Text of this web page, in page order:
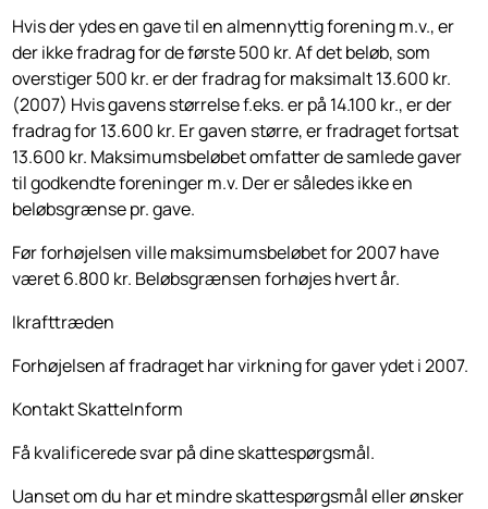
Hvis der ydes en gave til en almennyttig forening m.v., er
der ikke fradrag for de første 500 kr. Af det beløb, som
overstiger 500 kr. er der fradrag for maksimalt 13.600 kr.
(2007) Hvis gavens størrelse f.eks. er på 14.100 kr., er der
fradrag for 13.600 kr. Er gaven større, er fradraget fortsat
13.600 kr. Maksimumsbeløbet omfatter de samlede gaver
til godkendte foreninger m.v. Der er således ikke en
beløbsgrænse pr. gave.
Før forhøjelsen ville maksimumsbeløbet for 2007 have
været 6.800 kr. Beløbsgrænsen forhøjes hvert år.
Ikrafttræden
Forhøjelsen af fradraget har virkning for gaver ydet i 2007.
Kontakt SkatteInform
Få kvalificerede svar på dine skattespørgsmål.
Uanset om du har et mindre skattespørgsmål eller ønsker